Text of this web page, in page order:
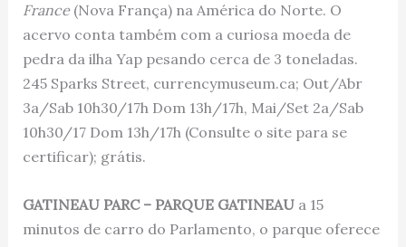
France(Nova França) na América do Norte. O
acervo conta também com a curiosa moeda de
pedra da ilha Yap pesando cerca de 3 toneladas.
245 Sparks Street, currencymuseum.ca; Out/Abr
3a/Sab 10h30/17h Dom 13h/17h, Mai/Set 2a/Sab
10h30/17 Dom 13h/17h (Consulte o site para se
certificar); grátis.
GATINEAU PARC – PARQUE GATINEAUa 15
minutos de carro do Parlamento, o parque oferece